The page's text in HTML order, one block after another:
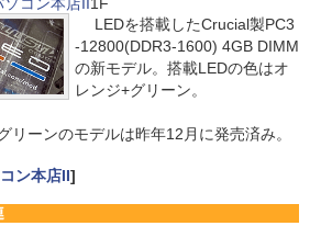
LEDを搭載したCrucial製PC3
-12800(DDR3-1600) 4GB DIMM
の新モデル。搭載LEDの色はオ
レンジ+グリーン。
ーンのモデルは昨年12月に発売済み。
ン本店II]